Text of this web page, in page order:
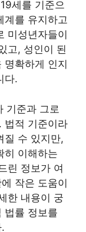
세를 기준으
계를 유지하고
미성년자들이
고, 성인이 된
명확하게 인지
다.
기준과 그로
법적 기준이라
질 수 있지만,
히 이해하는
린 정보가 여
작은 도움이
한 내용이 궁
법률 정보를